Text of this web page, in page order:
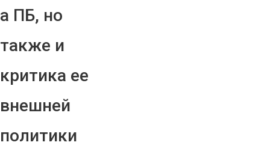
а ПБ, но
также и
критика ее
внешней
политики